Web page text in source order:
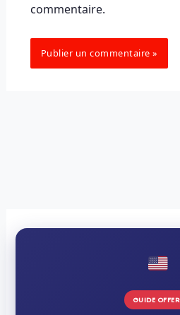
commentaire.
GUIDE